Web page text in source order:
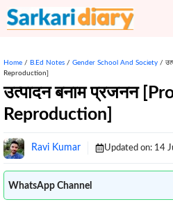
Skip
to
Home / B.Ed Notes / Gender School And Society /
Reproduction]
उत्पादन बनाम प्रजनन
Reproduction]
Ravi Kumar Updated on: 14
WhatsApp Channel